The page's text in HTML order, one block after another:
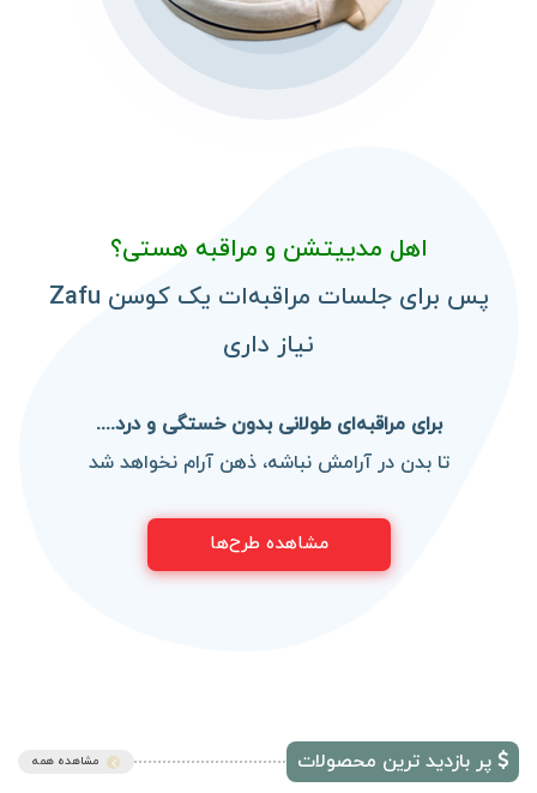
اهل مدییتشن و مراقبه هستی؟
پس برای جلسات مراقبه‌ات
یک کوسن Zafu
نیاز داری
برای مراقبه‌ای طولانی بدون خستگی و درد....
تا بدن در آرامش نباشه، ذهن آرام نخواهد شد
مشاهده طرح‌ها
مشاهده همه